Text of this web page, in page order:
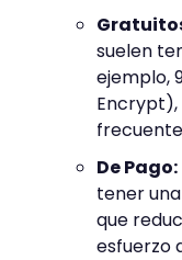
suelen
ejemplo,
Encrypt),
De Pago:
tener
que
esfuerzo